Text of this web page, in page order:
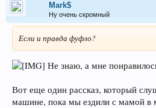
Mark$
Ну очень скромный
Если и правда фуфло?
Не знаю, а мне
Вот еще один рассказ, который
машине, пока мы ездили с мамой в